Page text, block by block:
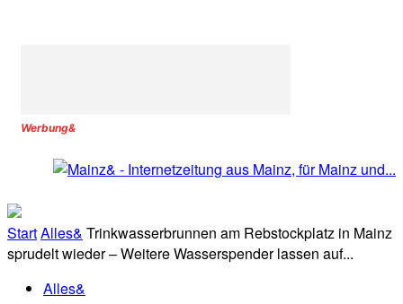
Werbung&
StartAlles& Trinkwasserbrunnen am Rebstockplatz in Mainz
sprudelt wieder – Weitere Wasserspender lassen auf...
Alles&